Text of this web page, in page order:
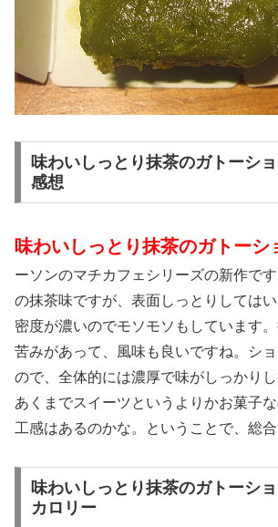
味わいしっとり抹茶のガトーシ
感想
味わいしっとり抹茶のガトーシ
ーソンのマチカフェシリーズの新作で
の抹茶味ですが、表面しっとりしては
密度が濃いのでモソモソもしています
苦みがあって、風味も良いですね。シ
ので、全体的には濃厚で味がしっかりし
あくまでスイーツというよりかお菓子
工感はあるのかな。ということで、総
味わいしっとり抹茶のガトーシ
カロリー